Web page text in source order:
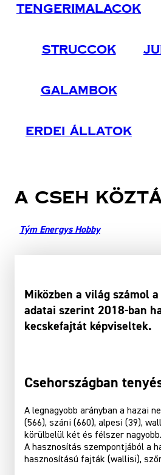
Tengerimalacok
Struccok
Galambok
Erdei Állatok
A cseh
Tým Energys Hobby
Miközben a világ számol
adatai szerint 2018-ban
kecskefajtát képviseltek.
Csehországban
A legnagyobb arányban a hazai
(566), száni (660), alpesi (39),
körülbelül két és félszer nagyobb.
A hasznosítás szempontjából a
hasznosítású fajták (wallisi),